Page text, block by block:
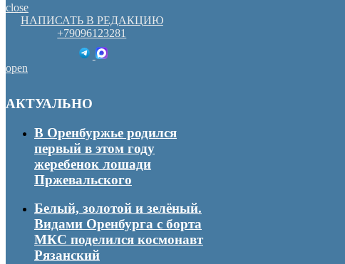
close
НАПИСАТЬ В РЕДАКЦИЮ
+79096123281
open
АКТУАЛЬНО
В Оренбуржье родился
первый в этом году
жеребенок лошади
Пржевальского
Белый, золотой и зелёный.
Видами Оренбурга с борта
МКС поделился космонавт
Рязанский